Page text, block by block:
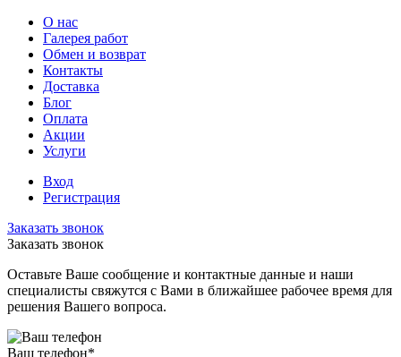
О нас
Галерея работ
Обмен и возврат
Контакты
Доставка
Блог
Оплата
Акции
Услуги
Вход
Регистрация
Заказать звонок
Заказать звонок
Оставьте Ваше сообщение и контактные данные и наши
специалисты свяжутся с Вами в ближайшее рабочее время для
решения Вашего вопроса.
Ваш телефон*